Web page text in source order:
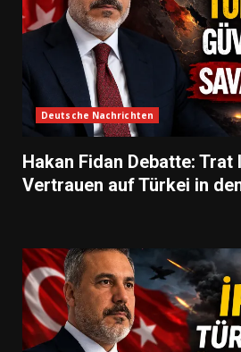
Deutsche Nachrichten
Hakan Fidan Debatte: Trat
Vertrauen auf Türkei in